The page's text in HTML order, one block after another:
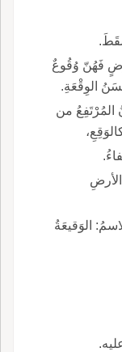
أرضٍ فَهُنّ وُقُوعٌ
المُرْتَفِعُ من
ـ وَقْعَةُ بالحَرْبِ: صَدْمَةٌ بعدَ صَدْمَةٍ، والاسمُ: الوَقيعَةُ